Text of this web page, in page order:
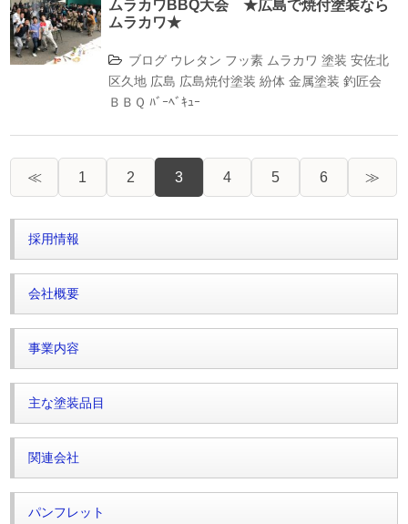
ムラカワBBQ大会 ★広島で焼付塗装なら
ムラカワ★
ブログ ウレタン フッ素 ムラカワ 塗装 安佐北
区久地 広島 広島焼付塗装 紛体 金属塗装 釣匠会
ＢＢＱ ﾊﾞｰﾍﾞｷｭｰ
≪ 1 2 3 4 5 6 ≫
採用情報
会社概要
事業内容
主な塗装品目
関連会社
パンフレット